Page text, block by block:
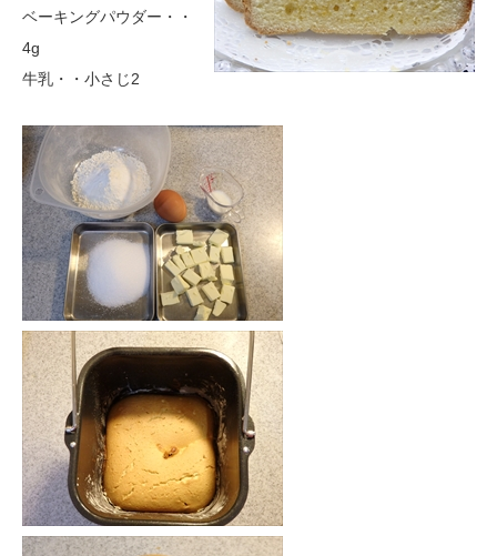
ベーキングパウダー・・
4g
牛乳・・小さじ2